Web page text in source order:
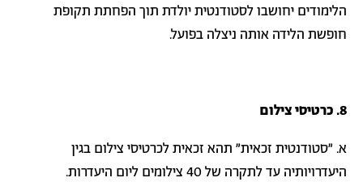
הלימודים יחושבו לסטודנטית יולדת תוך הפחתת תקופת
חופשת הלידה אותה ניצלה בפועל.
8. כרטיסי צילום
א. "סטודנטית זכאית" תהא זכאית לכרטיסי צילום בגין
היעדרויותיה עד לתקרה של 40 צילומים ליום היעדרות.